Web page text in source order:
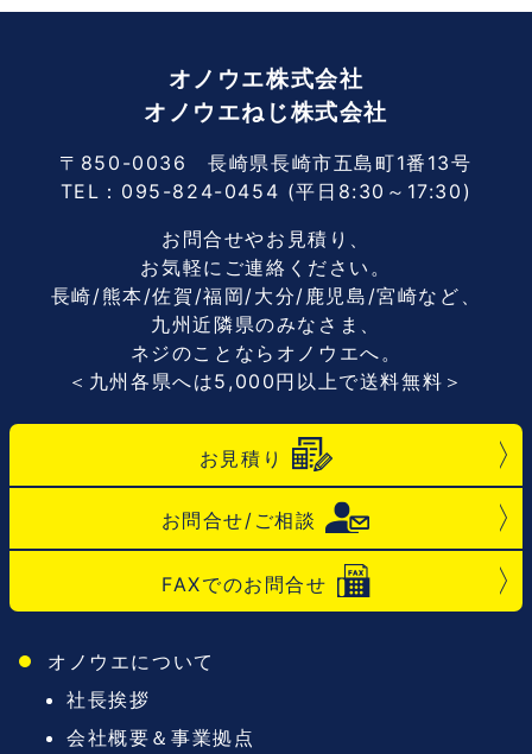
オノウエ株式会社
オノウエねじ株式会社
〒850-0036 長崎県長崎市五島町1番13号
TEL： 095-824-0454 (平日8:30～17:30)
お問合せやお見積り、
お気軽にご連絡ください。
長崎/熊本/佐賀/福岡/大分/鹿児島/宮崎など、
九州近隣県のみなさま、
ネジのことならオノウエへ。
＜九州各県へは5,000円以上で送料無料＞
お見積り
お問合せ/ご相談
FAXでのお問合せ
オノウエについて
社長挨拶
会社概要＆事業拠点